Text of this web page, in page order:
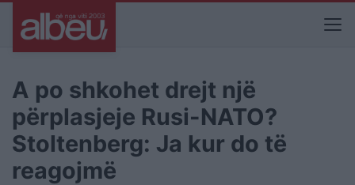
A po shkohet drejt një
përplasjeje Rusi-NATO?
Stoltenberg: Ja kur do të
reagojmë